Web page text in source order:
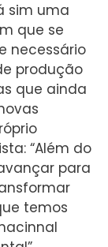
sim uma
que se
necessário
produção
que ainda
“Além do
para
temos